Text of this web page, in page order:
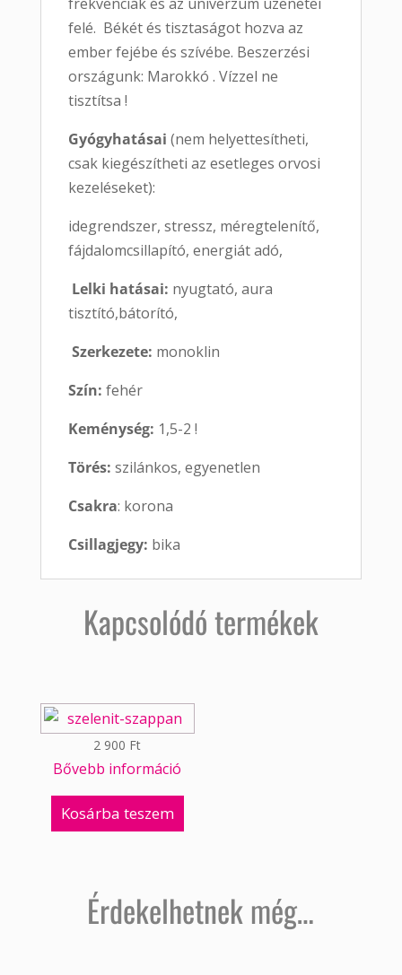
felé. Békét és tisztaságot hozva az
ember fejébe és szívébe. Beszerzési
országunk: Marokkó . Vízzel ne
tisztítsa !
Gyógyhatásai (nem helyettesítheti,
csak kiegészítheti az esetleges orvosi
kezeléseket):
idegrendszer, stressz, méregtelenítő,
fájdalomcsillapító, energiát adó,
Lelki hatásai: nyugtató, aura
tisztító,bátorító,
Szerkezete: monoklin
Szín: fehér
Keménység: 1,5-2 !
Törés: szilánkos, egyenetlen
Csakra: korona
Csillagjegy: bika
Kapcsolódó termékek
2 900 Ft
Bővebb információ
Kosárba teszem
Érdekelhetnek még…